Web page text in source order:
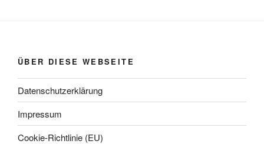
um”
ÜBER DIESE WEBSEITE
Datenschutzerklärung
Impressum
Cookie-Richtlinie (EU)